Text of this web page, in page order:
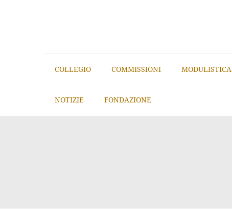
COLLEGIO COMMISSIONI MODULISTICA
NOTIZIE FONDAZIONE